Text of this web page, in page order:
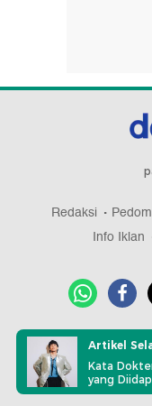
Redaksi
Info Iklan
Artikel
Kata
yang